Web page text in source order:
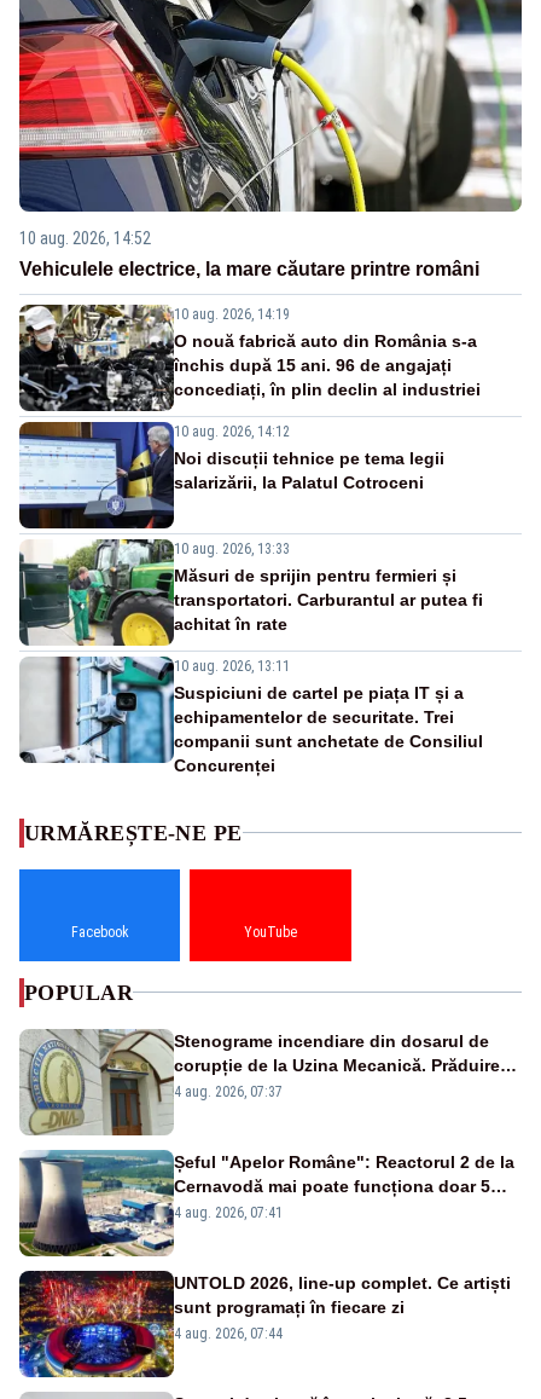
10 aug. 2026, 14:52
Vehiculele electrice, la mare căutare printre români
10 aug. 2026, 14:19
O nouă fabrică auto din România s-a
închis după 15 ani. 96 de angajați
concediați, în plin declin al industriei
10 aug. 2026, 14:12
Noi discuții tehnice pe tema legii
salarizării, la Palatul Cotroceni
10 aug. 2026, 13:33
Măsuri de sprijin pentru fermieri și
transportatori. Carburantul ar putea fi
achitat în rate
10 aug. 2026, 13:11
Suspiciuni de cartel pe piața IT și a
echipamentelor de securitate. Trei
companii sunt anchetate de Consiliul
Concurenței
URMĂREȘTE-NE PE
Facebook YouTube
POPULAR
Stenograme incendiare din dosarul de
corupție de la Uzina Mecanică. Prăduirea
banilor din programul SAFE, interceptată
4 aug. 2026, 07:37
Șeful "Apelor Române": Reactorul 2 de la
Cernavodă mai poate funcționa doar 5
zile
4 aug. 2026, 07:41
UNTOLD 2026, line-up complet. Ce artiști
sunt programați în fiecare zi
4 aug. 2026, 07:44